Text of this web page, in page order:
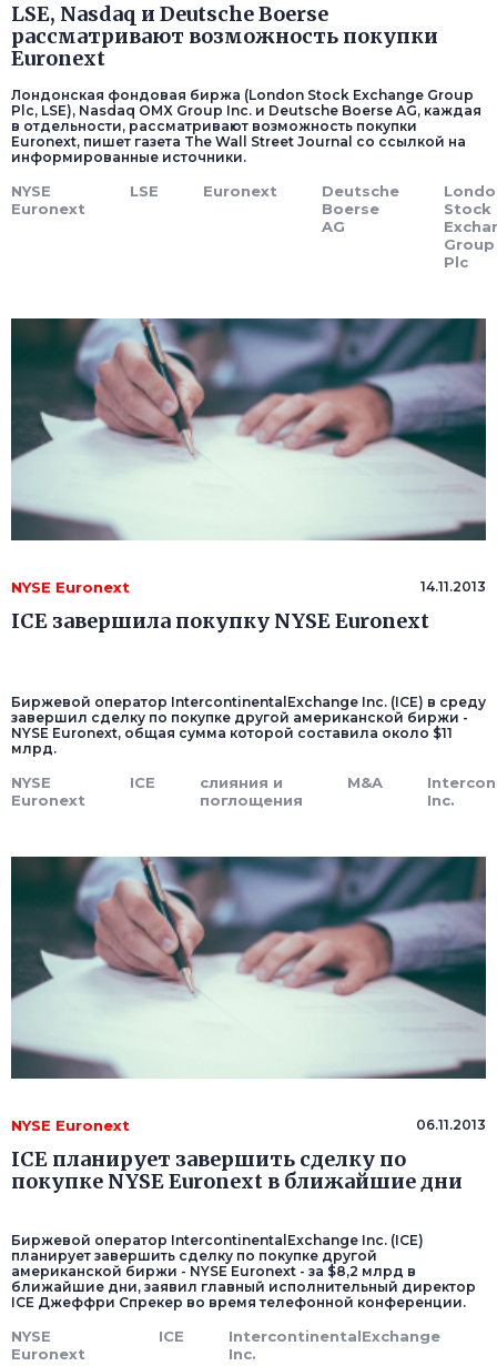
LSE, Nasdaq и Deutsche Boerse
рассматривают возможность покупки
Euronext
Лондонская фондовая биржа (London Stock Exchange Group
Plc, LSE), Nasdaq OMX Group Inc. и Deutsche Boerse AG, каждая
в отдельности, рассматривают возможность покупки
Euronext, пишет газета The Wall Street Journal со ссылкой на
информированные источники.
NYSE
Euronext
LSE Euronext
Deutsche
Boerse
AG
Stock
Group
Plc
NYSE Euronext 14.11.2013
ICE завершила покупку NYSE Euronext
Биржевой оператор IntercontinentalExchange Inc. (ICE) в среду
завершил сделку по покупке другой американской биржи -
NYSE Euronext, общая сумма которой составила около $11
млрд.
NYSE
Euronext
ICE
слияния и
поглощения
M&A
Inc.
NYSE Euronext 06.11.2013
ICE планирует завершить сделку по
покупке NYSE Euronext в ближайшие дни
Биржевой оператор IntercontinentalExchange Inc. (ICE)
планирует завершить сделку по покупке другой
американской биржи - NYSE Euronext - за $8,2 млрд в
ближайшие дни, заявил главный исполнительный директор
ICE Джеффри Спрекер во время телефонной конференции.
NYSE
Euronext
ICE
IntercontinentalExchange
Inc.